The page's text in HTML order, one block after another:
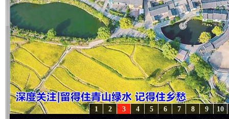
10
9
8
7
6
5
4
3
2
1